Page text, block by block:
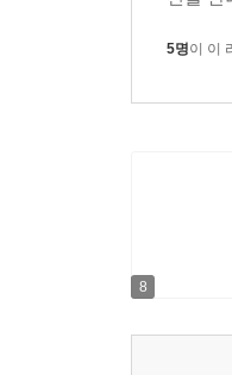
전문성의
“이상적인
누가 진짜
말이 아니
“지금은 안
색하는 아
‘정’도 아
번도 보지
5명이 이
8